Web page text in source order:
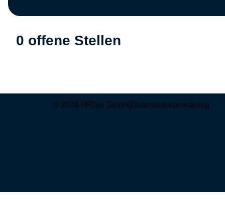
0 offene Stellen
© 2026 HRlab GmbH Datenschutzerklärung